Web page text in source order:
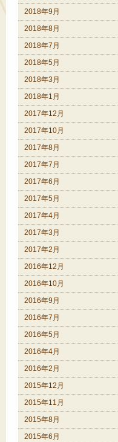
2018年9月
2018年8月
2018年7月
2018年5月
2018年3月
2018年1月
2017年12月
2017年10月
2017年8月
2017年7月
2017年6月
2017年5月
2017年4月
2017年3月
2017年2月
2016年12月
2016年10月
2016年9月
2016年7月
2016年5月
2016年4月
2016年2月
2015年12月
2015年11月
2015年8月
2015年6月